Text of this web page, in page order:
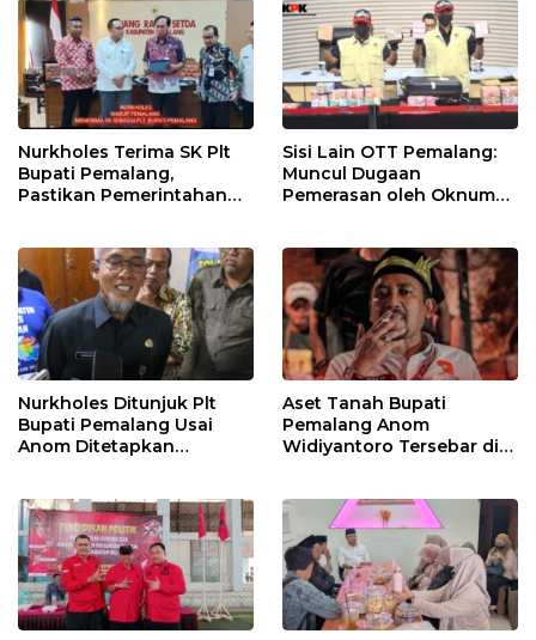
Nurkholes Terima SK Plt
Bupati Pemalang,
Pastikan Pemerintahan
Sisi Lain OTT Pemalang:
Muncul Dugaan
Pemerasan oleh Oknum
Nurkholes Ditunjuk Plt
Bupati Pemalang Usai
Anom Ditetapkan
Aset Tanah Bupati
Pemalang Anom
Widiyantoro Tersebar di